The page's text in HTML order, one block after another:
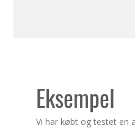
Eksempel
Vi har købt og testet en